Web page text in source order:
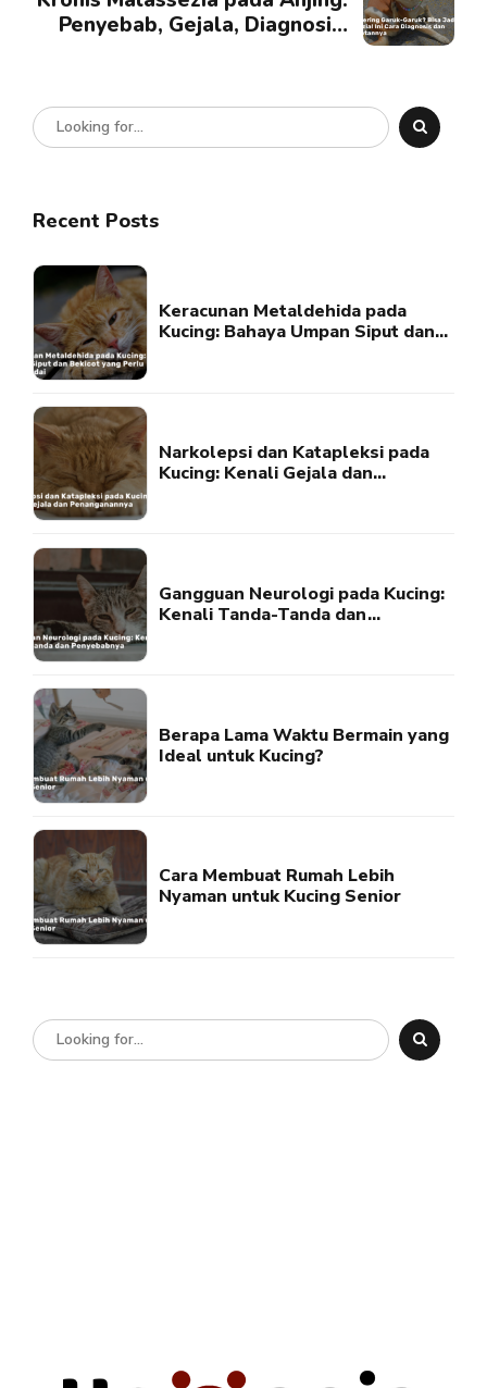
Penyebab, Gejala, Diagnosis,
Recent Posts
Keracunan Metaldehida pada
Kucing: Bahaya Umpan Siput dan
Narkolepsi dan Katapleksi pada
Kucing: Kenali Gejala dan
Gangguan Neurologi pada Kucing:
Kenali Tanda-Tanda dan
Berapa Lama Waktu Bermain yang
Ideal untuk Kucing?
Cara Membuat Rumah Lebih
Nyaman untuk Kucing Senior